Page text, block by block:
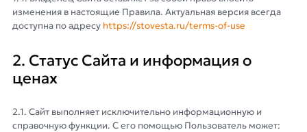
изменения в настоящие Правила. Актуальная версия всегда
доступна по адресуhttps://stovesta.ru/terms-of-use
2. Статус Сайта и информация о
ценах
2.1. Сайт выполняет исключительно информационную и
справочную функции. С его помощью Пользователь может: